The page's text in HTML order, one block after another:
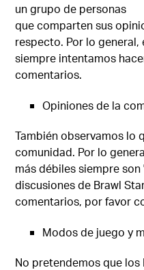
un grupo de personas
que comparten sus
respecto. Por lo
siempre intentamos
comentarios.
Opiniones de la
También observamos lo
comunidad. Por lo
más débiles siempre
discusiones de Brawl
comentarios, por favor
Modos de juego y
No pretendemos que los